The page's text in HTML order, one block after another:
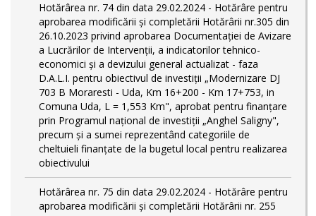
Hotărârea nr. 74 din data 29.02.2024 - Hotărâre pentru
aprobarea modificării şi completării Hotărârii nr.305 din
26.10.2023 privind aprobarea Documentației de Avizare
a Lucrărilor de Intervenții, a indicatorilor tehnico-
economici și a devizului general actualizat - faza
D.A.L.I. pentru obiectivul de investiţii „Modernizare DJ
703 B Moraresti - Uda, Km 16+200 - Km 17+753, in
Comuna Uda, L = 1,553 Km", aprobat pentru finanțare
prin Programul național de investiții „Anghel Saligny",
precum și a sumei reprezentând categoriile de
cheltuieli finanțate de la bugetul local pentru realizarea
obiectivului
Hotărârea nr. 75 din data 29.02.2024 - Hotărâre pentru
aprobarea modificării şi completării Hotărârii nr. 255